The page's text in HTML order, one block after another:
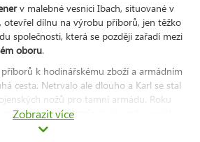
v malebné vesnici Ibach, situované v
otevřel dílnu na výrobu příborů, jen těžko
společnosti, která se později zařadí mezi
oboru.
k hodinářskému zboží a armádním
cesta. Netrvalo ale dlouho a Karl se stal
nožů pro tamní armádu. Roku
nazval jakoVictoria
nerezové oceli ale název upravil na
Zobrazit více